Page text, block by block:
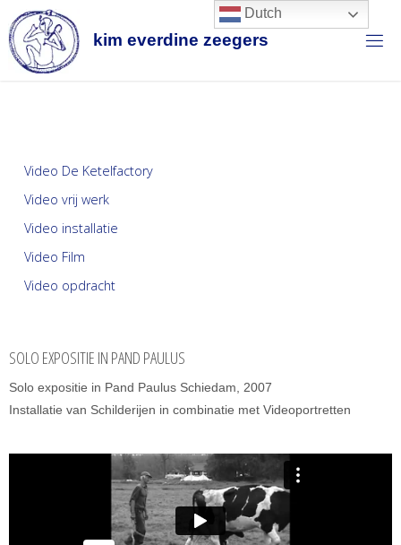
kim everd ine zeegers
Video De Ketelfactory
Video vrij werk
Video installatie
Video Film
Video opdracht
SOLO EXPOSITIE IN PAND PAULUS
Solo expositie in Pand Paulus Schiedam, 2007
Installatie van Schilderijen in combinatie met Videoportretten
Dutch